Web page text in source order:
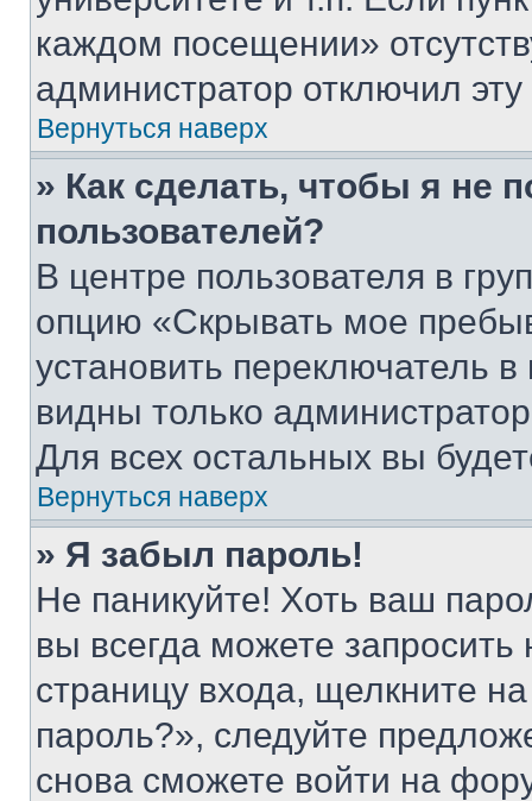
каждом посещении»
администратор отключил
Вернуться наверх
» Как сделать, чтобы я не
пользователей?
В центре пользователя в
опцию «Скрывать мое
установить переключатель
видны только
Для всех остальных вы
Вернуться наверх
» Я забыл пароль!
Не паникуйте! Хоть ваш
вы всегда можете
страницу входа, щелкните
пароль?», следуйте
снова сможете войти на